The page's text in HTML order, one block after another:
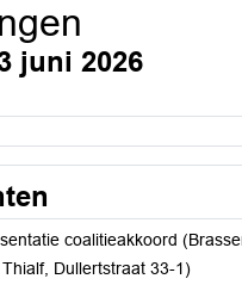
juni 2026
coalitieakkoord
Dullertstraat 33-1)